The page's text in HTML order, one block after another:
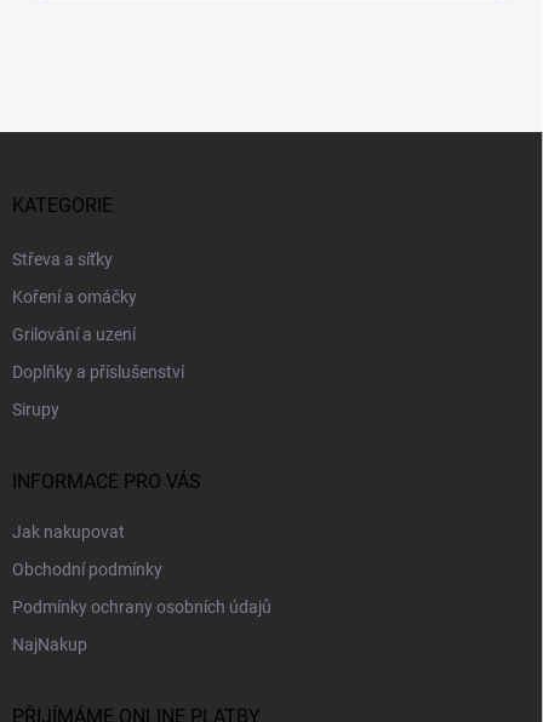
KATEGORIE
Střeva a síťky
Koření a omáčky
Grilování a uzení
Doplňky a příslušenství
Sirupy
INFORMACE PRO VÁS
Jak nakupovat
Obchodní podmínky
Podmínky ochrany osobních údajů
NajNakup
PŘIJÍMÁME ONLINE PLATBY